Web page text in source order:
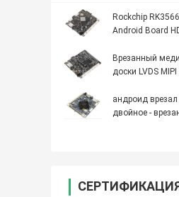
Rockchip
Android Board
Врезанный
доски LVDS
андроид врезал
двойное -